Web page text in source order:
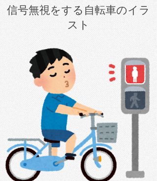
信号無視をする自転車のイラ
スト